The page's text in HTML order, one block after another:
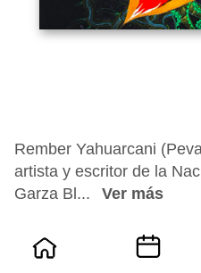
Rember Yahuarcani
artista y escritor de la
Garza Bl...
Ver más